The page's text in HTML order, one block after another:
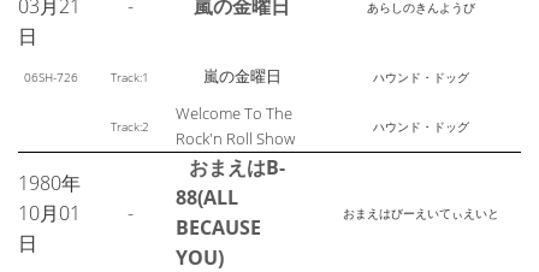
03月21
日
- 嵐の金曜日 あらしのきんようび
06SH-726 Track:1 嵐の金曜日 ハウンド・ドッグ
Track:2
Welcome To The
Rock'n Roll Show
ハウンド・ドッグ
1980年
10月01
日
-
おまえはB-
88(ALL
BECAUSE
YOU)
おまえはびーえいてぃえいと